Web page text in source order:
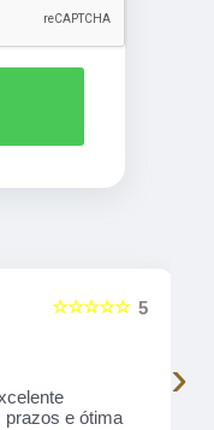
5
☆☆☆☆☆
prazos e ótima
›